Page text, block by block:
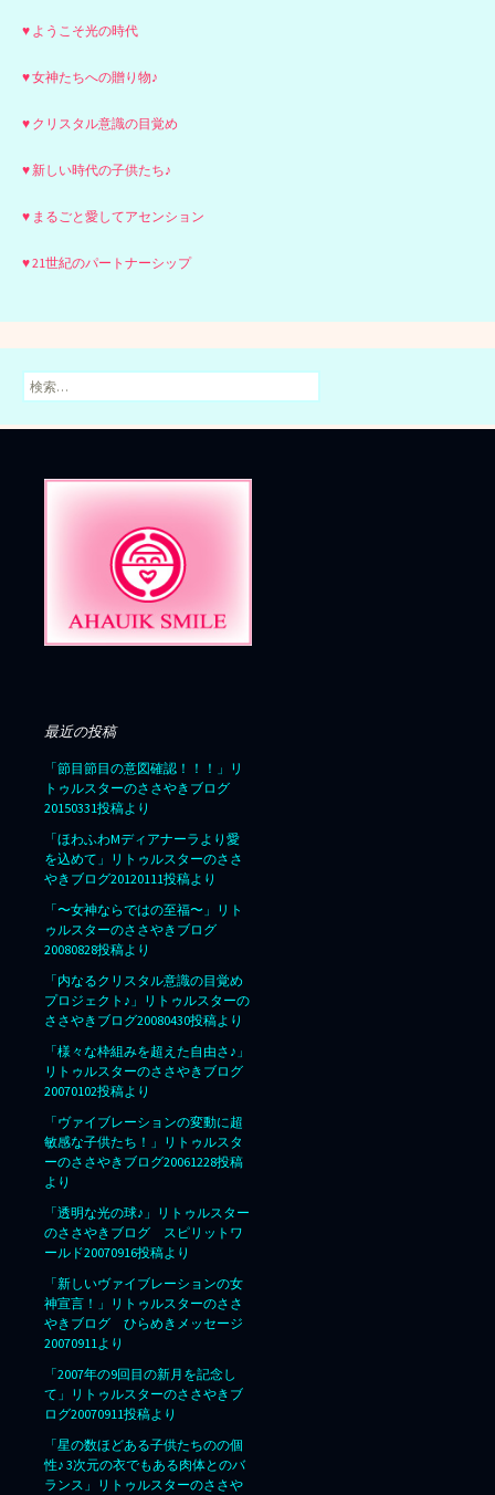
♥ ようこそ光の時代
♥ 女神たちへの贈り物♪
♥ クリスタル意識の目覚め
♥ 新しい時代の子供たち♪
♥ まるごと愛してアセンション
♥ 21世紀のパートナーシップ
検
索:
最近の投稿
「節目節目の意図確認！！！」リ
トゥルスターのささやきブログ
20150331投稿より
「ほわふわMディアナーラより愛
を込めて」リトゥルスターのささ
やきブログ20120111投稿より
「〜女神ならではの至福〜」リト
ゥルスターのささやきブログ
20080828投稿より
「内なるクリスタル意識の目覚め
プロジェクト♪」リトゥルスターの
ささやきブログ20080430投稿より
「様々な枠組みを超えた自由さ♪」
リトゥルスターのささやきブログ
20070102投稿より
「ヴァイブレーションの変動に超
敏感な子供たち！」リトゥルスタ
ーのささやきブログ20061228投稿
より
「透明な光の球♪」リトゥルスター
のささやきブログ スピリットワ
ールド20070916投稿より
「新しいヴァイブレーションの女
神宣言！」リトゥルスターのささ
やきブログ ひらめきメッセージ
20070911より
「2007年の9回目の新月を記念し
て」リトゥルスターのささやきブ
ログ20070911投稿より
「星の数ほどある子供たちのの個
性♪ 3次元の衣でもある肉体とのバ
ランス」リトゥルスターのささや